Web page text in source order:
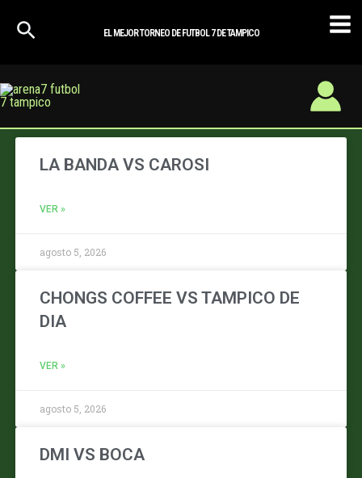
EL MEJOR TORNEO DE FUTBOL 7 DE TAMPICO
LA BANDA VS CAROSI
VER »
agosto 5, 2026
CHONGS COFFEE VS TAMPICO DE
DIA
VER »
agosto 5, 2026
DMI VS BOCA